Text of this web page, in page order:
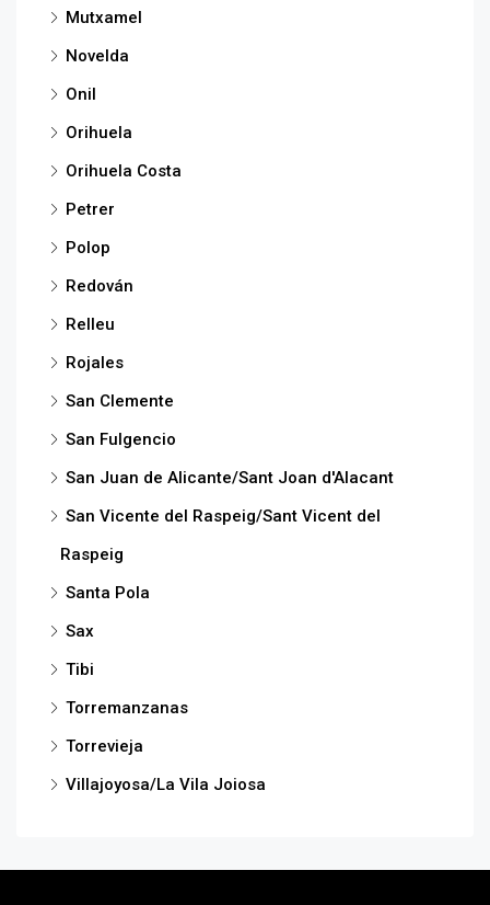
Mutxamel
Novelda
Onil
Orihuela
Orihuela Costa
Petrer
Polop
Redován
Relleu
Rojales
San Clemente
San Fulgencio
San Juan de Alicante/Sant Joan d'Alacant
San Vicente del Raspeig/Sant Vicent del
Raspeig
Santa Pola
Sax
Tibi
Torremanzanas
Torrevieja
Villajoyosa/La Vila Joiosa